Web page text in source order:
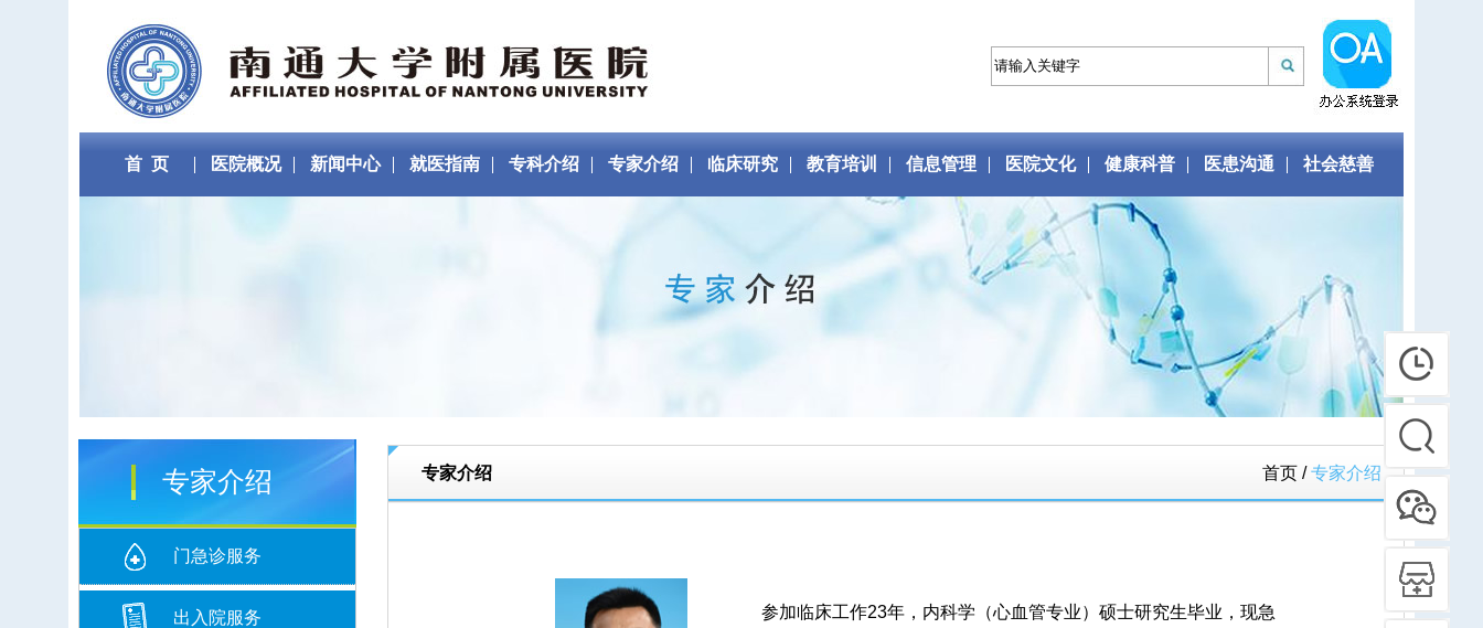
首 页 医院概况 新闻中心 就医指南 专科介绍 专家介绍 临床研究 教育培训 信息管理 医院文化 健康科普 医患沟通 社会慈善
专家介绍
门急诊服务
出入院服务
专家介绍 首页 /专家介绍
参加临床工作23年，内科学（心血管专业）硕士研究生毕业，现急